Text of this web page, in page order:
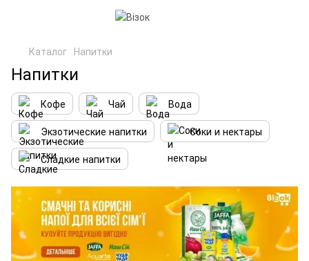
Каталог Напитки
Напитки
Кофе Чай
Вода
Экзотические напитки
Соки и нектары
Сладкие напитки